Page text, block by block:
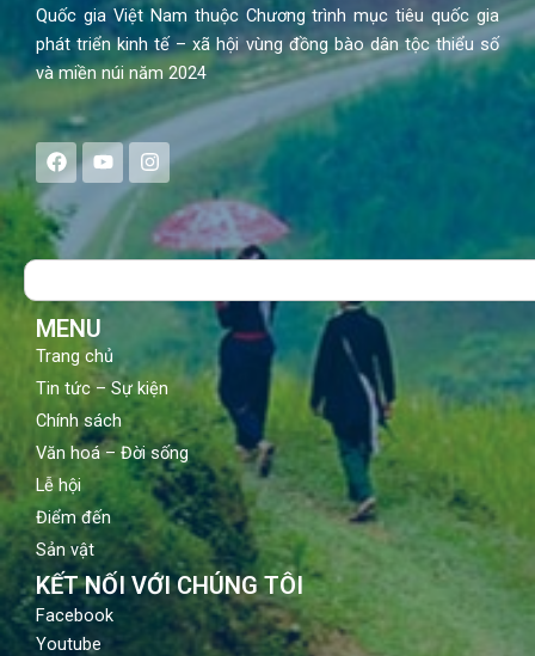
Quốc gia Việt Nam thuộc Chương trình mục tiêu quốc gia
phát triển kinh tế – xã hội vùng đồng bào dân tộc thiểu số
và miền núi năm 2024
F
a
c
e
b
o
Y
o
u
t
u
b
I
n
s
a
g
Search
MENU
Trang chủ
Tin tức – Sự kiện
Chính sách
Văn hoá – Đời sống
Lễ hội
Điểm đến
Sản vật
KẾT NỐI VỚI CHÚNG TÔI
Facebook
Youtube